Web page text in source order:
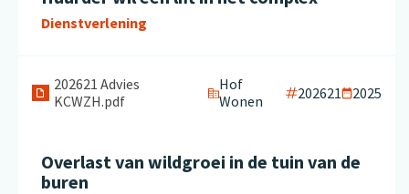
Dienstverlening
202621 Advies
KCWZH.pdf
Hof
Wonen
202621 2025
Overlast van wildgroei in de tuin van de
buren